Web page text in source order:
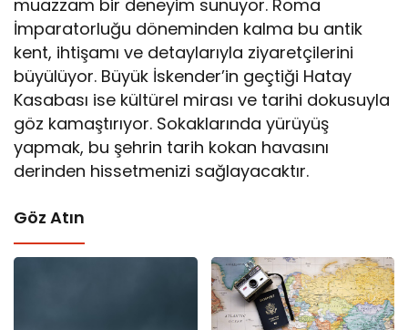
muazzam bir deneyim sunuyor. Roma
İmparatorluğu döneminden kalma bu antik
kent, ihtişamı ve detaylarıyla ziyaretçilerini
büyülüyor. Büyük İskender’in geçtiği Hatay
Kasabası ise kültürel mirası ve tarihi dokusuyla
göz kamaştırıyor. Sokaklarında yürüyüş
yapmak, bu şehrin tarih kokan havasını
derinden hissetmenizi sağlayacaktır.
Göz Atın